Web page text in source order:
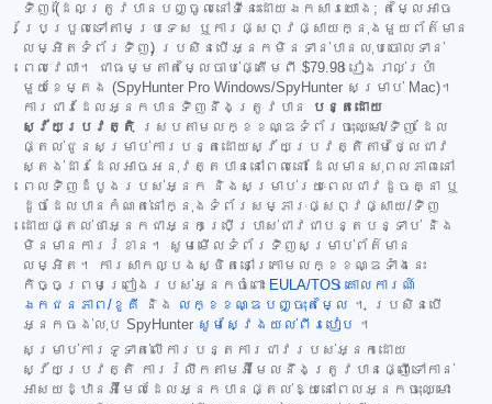
ទិញ (ដែលត្រូវបានបញ្ចូលនៅទីនេះដោយឯកសារយោង; តម្លៃអាច
ប្រែប្រួលទៅតាមប្រទេស ឬការផ្សព្វផ្សាយក្នុងមួយព័ត៌មាន
លម្អិតទំព័រទិញ) ប្រសិនបើអ្នកមិនទាន់បានលុបចោលទាន់
ពេលវេលា។ ជាធម្មតាតម្លៃចាប់ផ្តើមពី $79.98 រៀងរាល់ប្រាំ
មួយខែម្តង (SpyHunter Pro Windows/SpyHunter សម្រាប់ Mac)។
ការជាវដែលអ្នកបានទិញនឹងត្រូវបាន
បន្តដោយ
ស្វ័យប្រវត្តិ ស្របតាមលក្ខខណ្ឌទំព័រចុះឈ្មោះ/ទិញ ដែល
ផ្តល់ជូនសម្រាប់ការបន្តដោយស្វ័យប្រវត្តិតាមថ្លៃជាវ
ស្តង់ដារដែលអាចអនុវត្តបាននៅពេលនោះ ដែលមានសុពលភាពនៅ
ពេលទិញដំបូងរបស់អ្នក និងសម្រាប់រយៈពេលជាវដូចគ្នា ឬ
ដូចដែលបានកំណត់នៅក្នុងទំព័រសម្ភារៈផ្សព្វផ្សាយ/ទិញ
ដោយផ្តល់ថាអ្នកជាអ្នកប្រើប្រាស់ជាវជាបន្តបន្ទាប់ និង
មិនមានការរំខាន។ សូមមើលទំព័រទិញសម្រាប់ព័ត៌មាន
លម្អិត។ ការសាកល្បងស្ថិតនៅក្រោមលក្ខខណ្ឌទាំងនេះ
កិច្ចព្រមព្រៀងរបស់អ្នកចំពោះ EULA/TOS គោលការណ៍
ឯកជនភាព/ខូគី
និង លក្ខខណ្ឌបញ្ចុះតម្លៃ ។ ប្រសិនបើ
អ្នកចង់លុប SpyHunter សូមស្វែងយល់ពីរបៀប ។
សម្រាប់ការទូទាត់លើការបន្តការជាវរបស់អ្នកដោយ
ស្វ័យប្រវត្តិ ការរំលឹកតាមអ៊ីមែលនឹងត្រូវបានផ្ញើទៅកាន់
អាសយដ្ឋានអ៊ីមែលដែលអ្នកបានផ្តល់ឱ្យនៅពេលអ្នកចុះឈ្មោះ